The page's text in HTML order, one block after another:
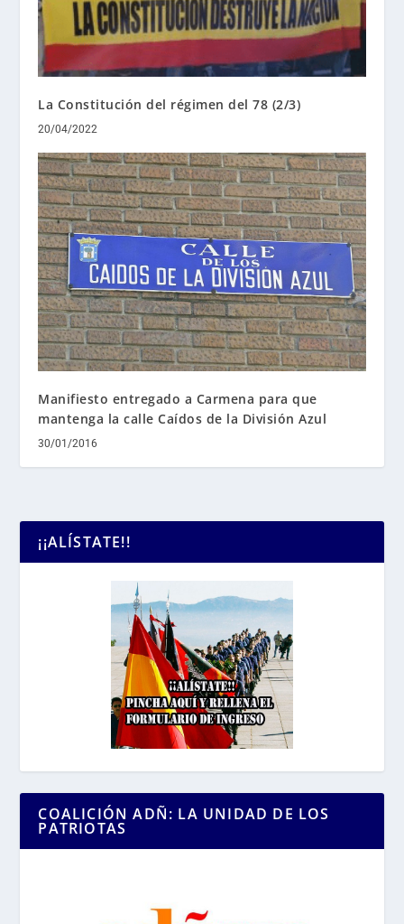
La Constitución del régimen del 78 (2/3)
20/04/2022
Manifiesto entregado a Carmena para que
mantenga la calle Caídos de la División Azul
30/01/2016
¡¡ALÍSTATE!!
COALICIÓN ADÑ: LA UNIDAD DE LOS
PATRIOTAS